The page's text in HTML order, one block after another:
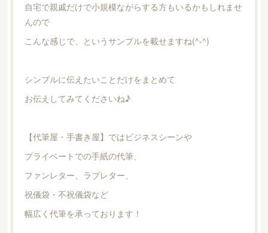
自宅で親戚だけで小規模ながらする方もいるかもしれませ
んので
こんな感じで、というサンプルを載せますね(^-^)
シンプルに伝えたいことだけをまとめて
お伝えしてみてくださいね♪
【代筆屋・手書き屋】ではビジネスシーンや
プライベートでの手紙の代筆、
ファンレター、ラブレター、
祝儀袋・不祝儀袋など
幅広く代筆を承っております！